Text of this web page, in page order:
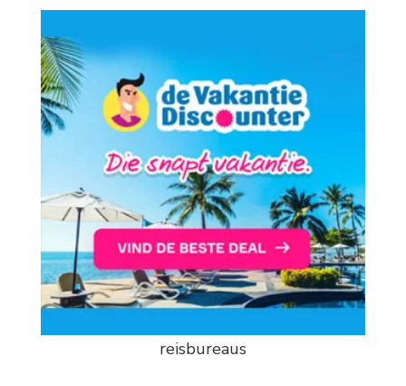
reisbureaus